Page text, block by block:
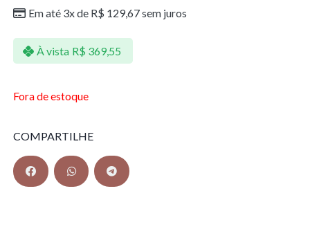
Em até 3x de R$ 129,67sem juros
À vista R$ 369,55
Fora de estoque
COMPARTILHE